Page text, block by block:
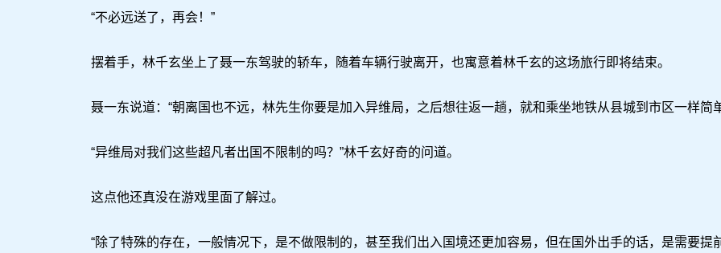
“不必远送了，再会！”
摆着手，林千玄坐上了聂一东驾驶的轿车，随着车辆行驶离开，也寓意着林千玄的这场旅行即将结束。
聂一东说道：“朝离国也不远，林先生你要是加入异维局，之后想往返一趟，就和乘坐地铁从县城到市区一样简
“异维局对我们这些超凡者出国不限制的吗？”林千玄好奇的问道。
这点他还真没在游戏里面了解过。
“除了特殊的存在，一般情况下，是不做限制的，甚至我们出入国境还更加容易，但在国外出手的话，是需要提